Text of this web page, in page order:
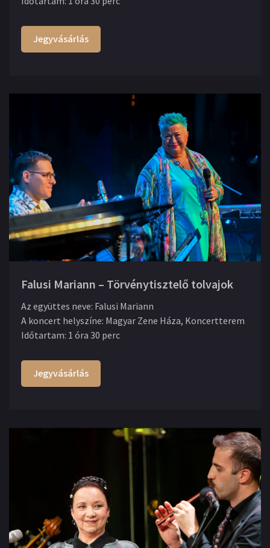
Jegyvásárlás
Falusi Mariann – Törvénytisztelő tolvajok
Az együttes neve: Falusi Mariann
A koncert helyszíne: Magyar Zene Háza, Koncertterem
Időtartam: 1 óra 30 perc
Jegyvásárlás